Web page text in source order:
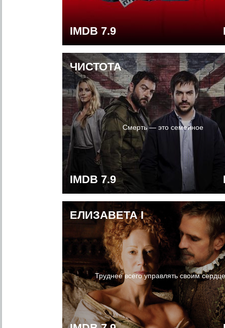
IMDB 7.9
ЧИСТОТА
Смерть — это семейное
IMDB 7.9
ЕЛИЗАВЕТА I
Труднее всего управлять своим